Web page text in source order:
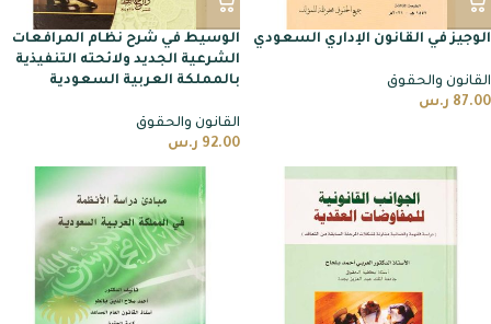
الوجيز في القانون الإداري السعودي
القانون والحقوق
87.00 ر.س
الوسيط في شرح نظام المرافعات
الشرعية الجديد ولائحته التنفيذية
بالمملكة العربية السعودية
القانون والحقوق
92.00 ر.س